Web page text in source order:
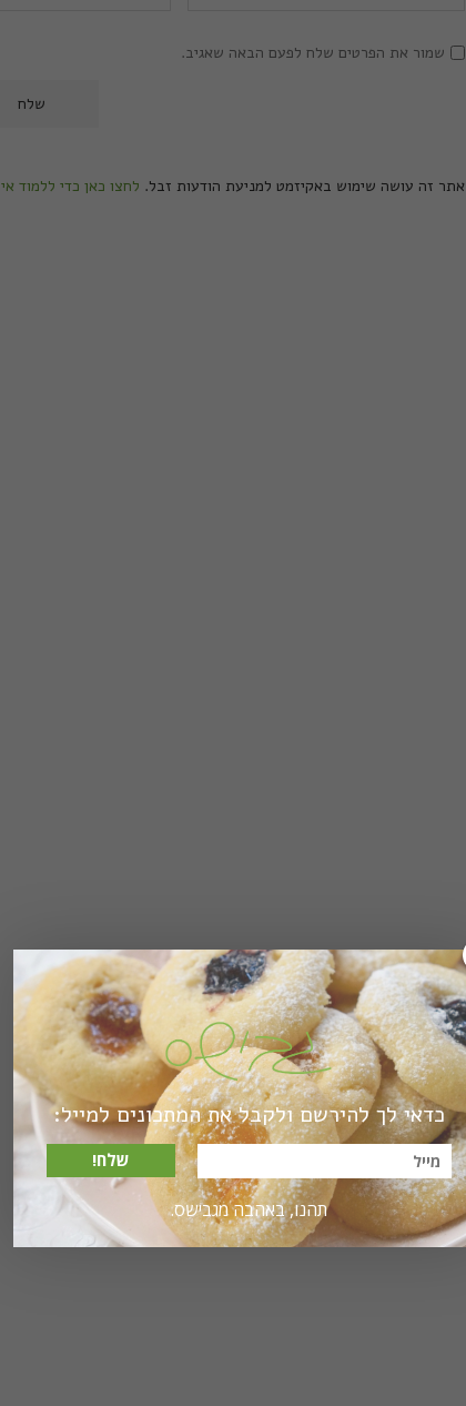
שמור את הפרטים שלח לפעם הבאה שאגיב.
אתר זה עושה שימוש באקיזמט למניעת הודעות זבל. לחצו כאן כדי ללמוד
כדאי לך להירשם ולקבל את המתכונים למייל:
שלח!
תהנו, באהבה מגבישס.